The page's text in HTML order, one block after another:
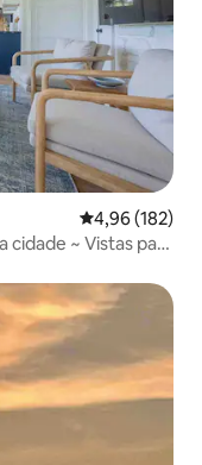
Classificação
4,96 (182)
~ Vistas para